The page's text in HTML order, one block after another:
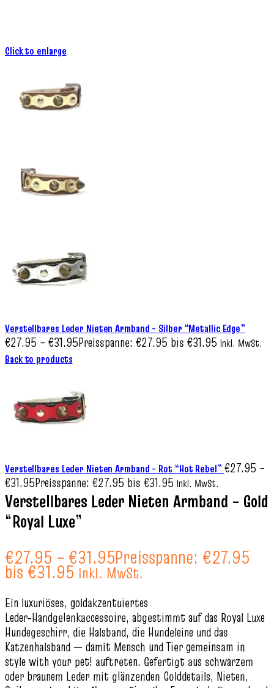
Click to enlarge
Verstellbares Leder Nieten Armband – Silber “Metallic Edge”
€27.95 – €31.95Preisspanne: €27.95 bis €31.95 Inkl. MwSt.
Back to products
Verstellbares Leder Nieten Armband – Rot “Hot Rebel” €27.95 –
€31.95Preisspanne: €27.95 bis €31.95 Inkl. MwSt.
Verstellbares Leder Nieten Armband – Gold
“Royal Luxe”
€27.95 – €31.95Preisspanne: €27.95
bis €31.95 Inkl. MwSt.
Ein luxuriöses, goldakzentuiertes
Leder‑Handgelenkaccessoire, abgestimmt auf das Royal Luxe
Hundegeschirr, die Halsband, die Hundeleine und das
Katzenhalsband — damit Mensch und Tier gemeinsam in
style with your pet! auftreten. Gefertigt aus schwarzem
oder braunem Leder mit glänzenden Golddetails, Nieten,